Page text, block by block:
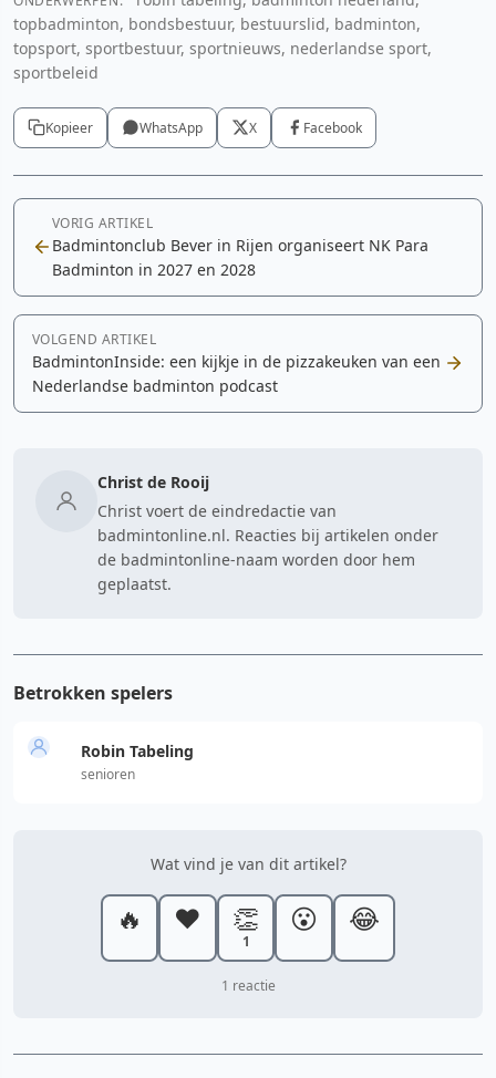
topbadminton, bondsbestuur, bestuurslid, badminton,
topsport, sportbestuur, sportnieuws, nederlandse sport,
sportbeleid
Kopieer WhatsApp X Facebook
VORIG ARTIKEL
Badmintonclub Bever in Rijen organiseert NK Para
Badminton in 2027 en 2028
VOLGEND ARTIKEL
BadmintonInside: een kijkje in de pizzakeuken van een
Nederlandse badminton podcast
Christ de Rooij
Christ voert de eindredactie van
badmintonline.nl. Reacties bij artikelen onder
de badmintonline-naam worden door hem
geplaatst.
Betrokken spelers
Robin Tabeling
senioren
Wat vind je van dit artikel?
🔥 ❤️ 👏
1
😮 😂
1 reactie